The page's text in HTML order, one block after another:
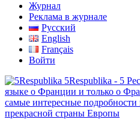
Журнал
Реклама в журнале
Русский
English
Français
Войти
5Respublika - 5
языке о Франции и только о
самые интересные
прекрасной страны Европы